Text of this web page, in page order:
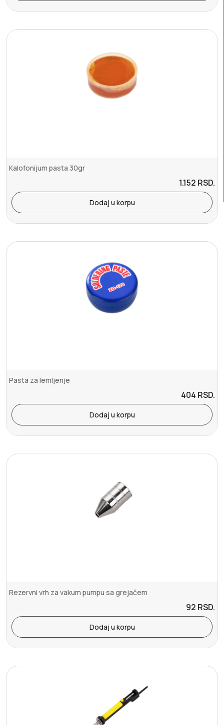
Kalofonijum pasta 30gr
1.152 RSD.
Dodaj u korpu
Pasta za lemljenje
404 RSD.
Dodaj u korpu
Rezervni vrh za vakum pumpu sa grejačem
92 RSD.
Dodaj u korpu